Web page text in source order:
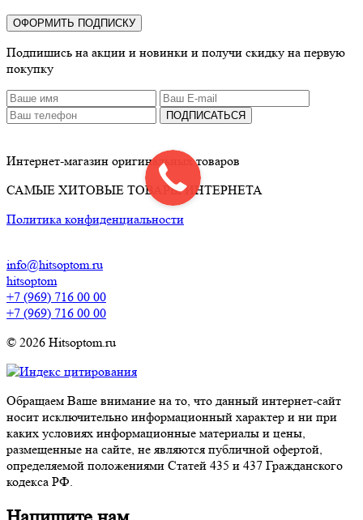
ОФОРМИТЬ ПОДПИСКУ
Подпишись на акции и новинки и получи скидку на первую
покупку
ПОДПИСАТЬСЯ
Интернет-магазин оригинальных товаров
САМЫЕ ХИТОВЫЕ ТОВАРЫ ИНТЕРНЕТА
Политика конфиденциальности
info@hitsoptom.ru
hitsoptom
+7 (969) 716 00 00
+7 (969) 716 00 00
© 2026 Hitsoptom.ru
Обращаем Ваше внимание на то, что данный интернет-сайт
носит исключительно информационный характер и ни при
каких условиях информационные материалы и цены,
размещенные на сайте, не являются публичной офертой,
определяемой положениями Статей 435 и 437 Гражданского
кодекса РФ.